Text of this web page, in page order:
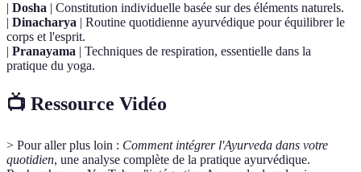
| Dosha | Constitution individuelle basée sur des éléments naturels.
| Dinacharya | Routine quotidienne ayurvédique pour équilibrer le
corps et l'esprit.
| Pranayama | Techniques de respiration, essentielle dans la
pratique du yoga.
📺 Ressource Vidéo
> Pour aller plus loin : Comment intégrer l'Ayurveda dans votre
quotidien, une analyse complète de la pratique ayurvédique.